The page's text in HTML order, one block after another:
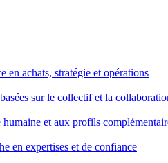
en achats, stratégie et opérations
sur le collectif et la
et aux profils
en expertises et de confiance